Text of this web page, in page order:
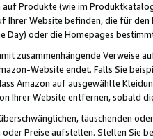
auf Produkte (wie im
Ihrer Website befinden, die für
Day) oder die Homepages
zusammenhängende
Website endet. Falls Sie
Amazon auf ausgewählte
Ihrer Website entfernen, sobald
täuschenden
Preise aufstellen. Stellen Sie